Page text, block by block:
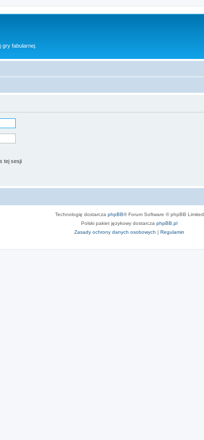
fabularnej.
tej sesji
Technologię dostarcza phpBB® Forum Software © phpBB Limited
Polski pakiet językowy dostarcza phpBB.pl
Zasady ochrony danych osobowych | Regulamin